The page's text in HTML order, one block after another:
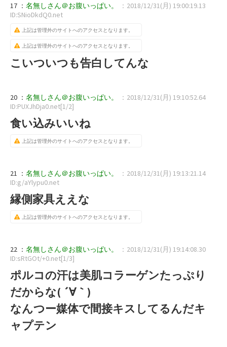
17 ： 名無しさん＠お腹いっぱい。
：2018/12/31(月) 19:00:19.13
ID:SNioDkdQ0.net
上記は管理外のサイトへのアクセスとなります。
上記は管理外のサイトへのアクセスとなります。
こいついつも告白してんな
20 ： 名無しさん＠お腹いっぱい。
：2018/12/31(月) 19:10:52.64
ID:PUXJhDja0.net[1/2]
食い込みいいね
上記は管理外のサイトへのアクセスとなります。
21 ： 名無しさん＠お腹いっぱい。
：2018/12/31(月) 19:13:21.14
ID:g/aYlypu0.net
縁側家具ええな
上記は管理外のサイトへのアクセスとなります。
22 ： 名無しさん＠お腹いっぱい。
：2018/12/31(月) 19:14:08.30
ID:sRtGOt/+0.net[1/3]
ポルコの汗は美肌コラーゲンたっぷり
だからな( ´∀｀)
なんつー媒体で間接キスしてるんだキ
ャプテン